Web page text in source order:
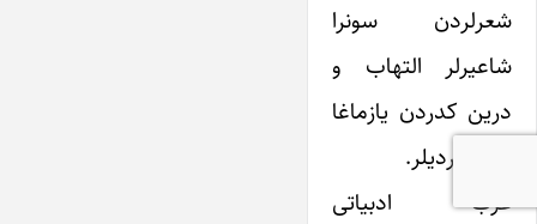
شعرلردن سونرا
شاعیرلر التهاب و
درین کدردن یازماغا
اوز گتیردیلر.
عرب ادبیاتی